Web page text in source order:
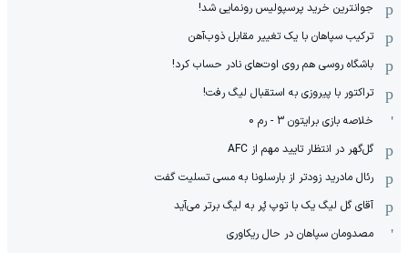
جوانترین خرید پرسپولیس رونمایی شد!
ترکیب سپاهان با یک تغییر مقابل ذوب‌آهن
باشگاه روسی هم روی اوت‌های نادر حساب کرد!
تراکتور با پیروزی به استقبال لیگ رفت!
خلاصه بازی برایتون 3 - رم 0
گل‌گهر در انتظار تایید مهم از ‌AFC
رئال مادرید زودتر از بارسلونا به مسی تسلیت گفت
آقای گل لیگ یک با توپ پُر به لیگ برتر می‌آید
مصدومان سپاهان در حال ریکاوری